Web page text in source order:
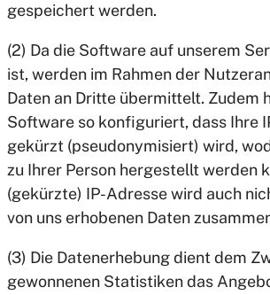
gespeichert werden.
(2) Da die Software auf unserem
ist, werden im Rahmen der
Daten an Dritte übermittelt. Zudem
Software so konfiguriert, dass Ihre
gekürzt (pseudonymisiert) wird,
zu Ihrer Person hergestellt werden
(gekürzte) IP-Adresse wird auch
von uns erhobenen Daten
(3) Die Datenerhebung dient dem
gewonnenen Statistiken das